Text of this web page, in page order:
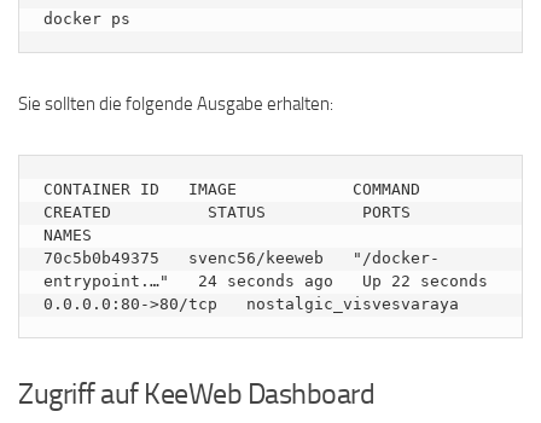
docker ps
Sie sollten die folgende Ausgabe erhalten:
CONTAINER ID   IMAGE            COMMAND
CREATED          STATUS          PORTS
NAMES
70c5b0b49375   svenc56/keeweb   "/docker-
entrypoint.…"   24 seconds ago   Up 22 seconds
Zugriff auf KeeWeb Dashboard